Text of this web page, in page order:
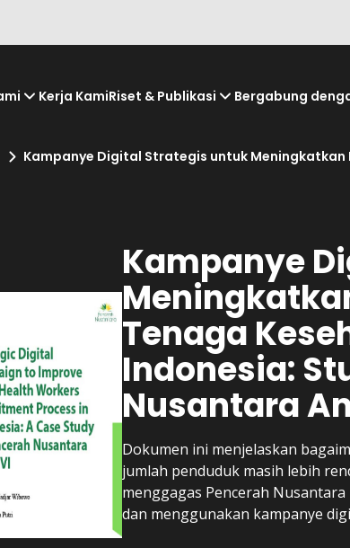
Kerja KamiRiset & Publikasi Bergabung
Kampanye Digital Strategis untuk Meningkatkan
Kampanye
Tenaga
Indonesia:
Nusantara
Dokumen ini menjelaskan
jumlah penduduk masih lebih
menggagas Pencerah
dan menggunakan kampanye